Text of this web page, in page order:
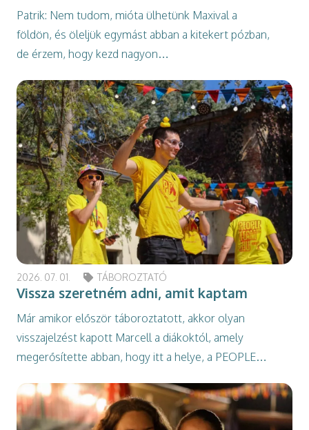
Patrik: Nem tudom, mióta ülhetünk Maxival a
földön, és öleljük egymást abban a kitekert pózban,
de érzem, hogy kezd nagyon…
2026. 07. 01. TÁBOROZTATÓ
Vissza szeretném adni, amit kaptam
Már amikor először táboroztatott, akkor olyan
visszajelzést kapott Marcell a diákoktól, amely
megerősítette abban, hogy itt a helye, a PEOPLE…